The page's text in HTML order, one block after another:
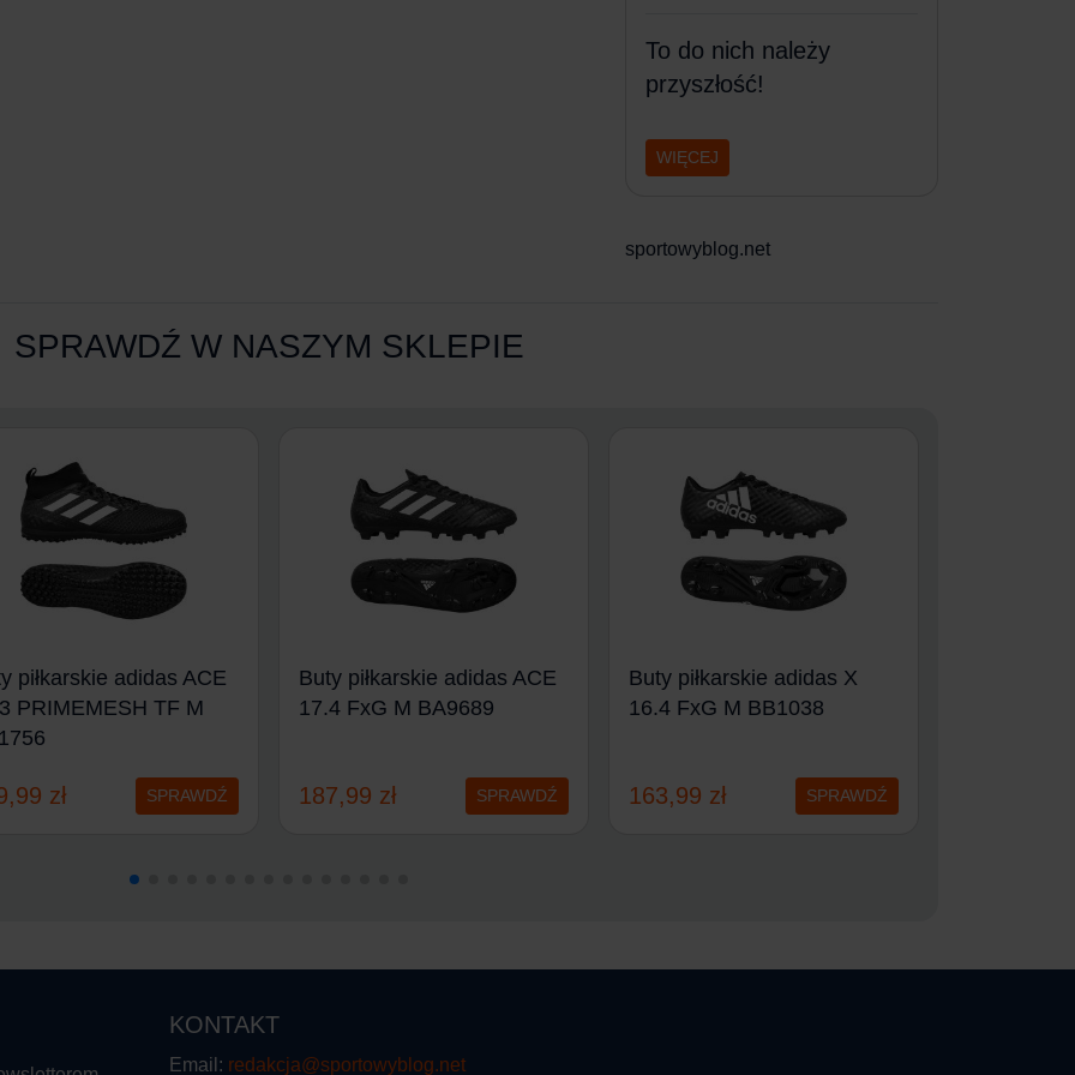
To do nich należy
przyszłość!
WIĘCEJ
sportowyblog.net
SPRAWDŹ W NASZYM SKLEPIE
piłkarskie adidas ACE
PRIMEMESH TF M
zł SPRAWDŹ
Buty piłkarskie adidas ACE
17.4 FxG M BA9689
187,99 zł SPRAWDŹ
Buty piłkarskie adidas X
16.4 FxG M BB1038
163,99 zł SPRAWDŹ
KONTAKT
Email: redakcja@sportowyblog.net